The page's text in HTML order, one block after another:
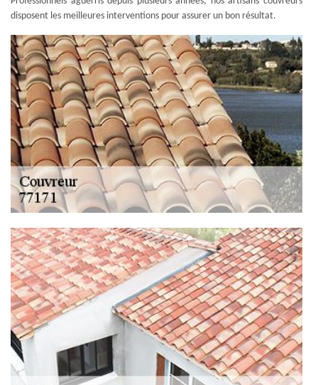
disposent les meilleures interventions pour assurer un bon résultat.